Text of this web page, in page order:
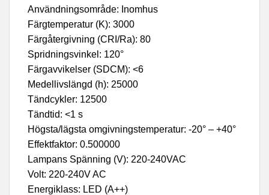
Användningsområde: Inomhus
Färgtemperatur (K): 3000
Färgåtergivning (CRI/Ra): 80
Spridningsvinkel: 120°
Färgavvikelser (SDCM): <6
Medellivslängd (h): 25000
Tändcykler: 12500
Tändtid: <1 s
Högsta/lägsta omgivningstemperatur: -20° – +40°
Effektfaktor: 0.500000
Lampans Spänning (V): 220-240VAC
Volt: 220-240V AC
Energiklass: LED (A++)